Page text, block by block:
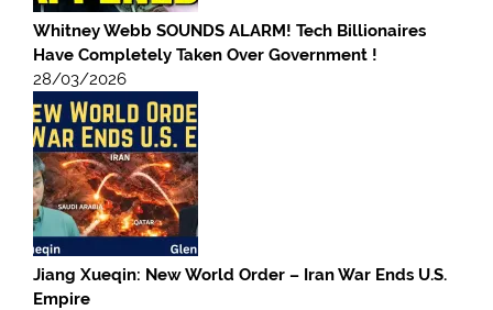
Whitney Webb SOUNDS ALARM! Tech Billionaires
Have Completely Taken Over Government !
28/03/2026
Jiang Xueqin: New World Order – Iran War Ends U.S.
Empire